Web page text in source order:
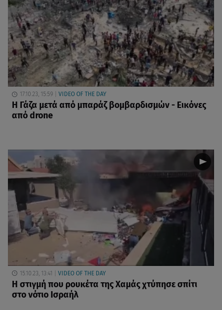
17.10.23, 15:59 VIDEO OF THE DAY
Η Γάζα μετά από μπαράζ βομβαρδισμών - Εικόνες
από drone
15.10.23, 13:41 VIDEO OF THE DAY
H στιγμή που ρουκέτα της Χαμάς χτύπησε σπίτι
στο νότιο Ισραήλ